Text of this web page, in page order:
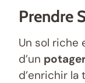
Prendre
Un sol riche
d’un
d’enrichir